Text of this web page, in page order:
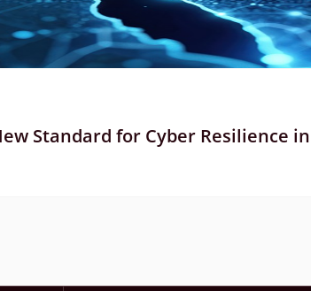
Standard for Cyber Resilience